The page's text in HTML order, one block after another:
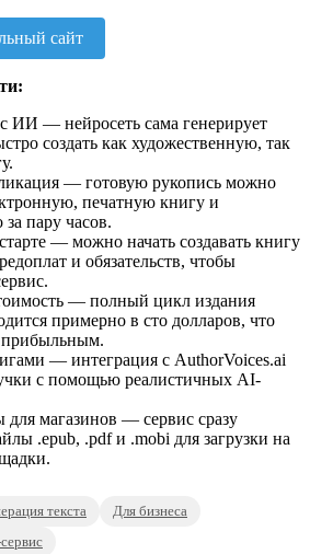
сайт
ИИ — нейросеть сама генерирует
создать как художественную, так
— готовую рукопись можно
печатную книгу и
за пару часов.
— можно начать создавать книгу
и обязательств, чтобы
— полный цикл издания
примерно в сто долларов, что
прибыльным.
— интеграция с AuthorVoices.ai
с помощью реалистичных AI-
магазинов — сервис сразу
.epub, .pdf и .mobi для загрузки на
текста
Для бизнеса